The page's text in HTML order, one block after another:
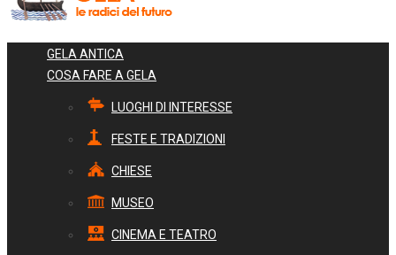
GELA ANTICA
COSA FARE A GELA
LUOGHI DI INTERESSE
FESTE E TRADIZIONI
CHIESE
MUSEO
CINEMA E TEATRO